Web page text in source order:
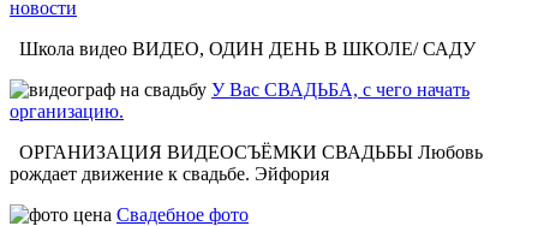
новости
Школа видео ВИДЕО, ОДИН ДЕНЬ В ШКОЛЕ/ САДУ
У Вас СВАДЬБА, с чего начать
организацию.
ОРГАНИЗАЦИЯ ВИДЕОСЪЁМКИ СВАДЬБЫ Любовь
рождает движение к свадьбе. Эйфория
Свадебное фото